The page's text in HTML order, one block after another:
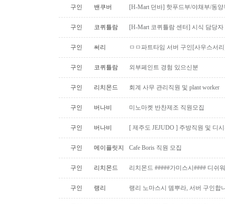
구인 밴쿠버 [H-Mart 던바] 핫푸드부/야채부/동
구인 코퀴틀람 [H-Mart 코퀴틀람 센터] 시식 담당
구인 써리 ㅁㅁ파트타임 서버 구인[사우스서
구인 코퀴틀람 외부페인트 경험 있으신분
구인 리치몬드 회계 사무 관리직원 및 plant worker
구인 버나비 미노마켓 반찬제조 직원모집
구인 버나비 [ 제주도 JEJUDO ] 주방직원 및 디
구인 메이플릿지 Cafe Boris 직원 모집
구인 리치몬드 리치몬드 #####가미스시#### 디쉬
구인 랭리 랭리 노마스시 뎀뿌라, 서버 구인합